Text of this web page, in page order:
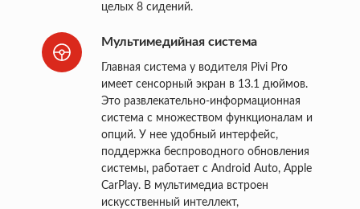
целых 8 сидений.
Мультимедийная система
Главная система у водителя Pivi Pro
имеет сенсорный экран в 13.1 дюймов.
Это развлекательно-информационная
система с множеством функционалам и
опций. У нее удобный интерфейс,
поддержка беспроводного обновления
системы, работает с Android Auto, Apple
CarPlay. В мультимедиа встроен
искусственный интеллект,